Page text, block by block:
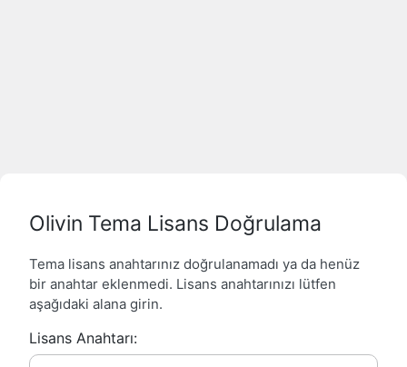
Olivin Tema Lisans Doğrulama
Tema lisans anahtarınız doğrulanamadı ya da henüz
bir anahtar eklenmedi. Lisans anahtarınızı lütfen
aşağıdaki alana girin.
Lisans Anahtarı: